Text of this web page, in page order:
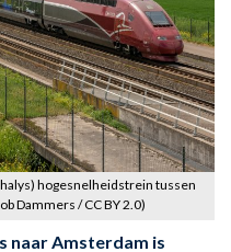
hogesnelheidstrein tussen
Dammers / CC BY 2.0)
naar Amsterdam is